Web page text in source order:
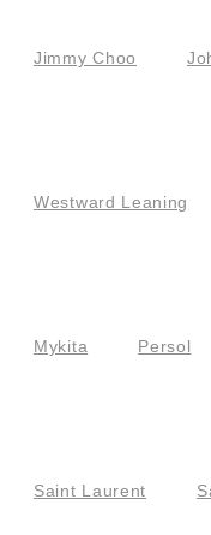
Jimmy Choo
Westward Leaning
Mykita Persol
Saint Laurent